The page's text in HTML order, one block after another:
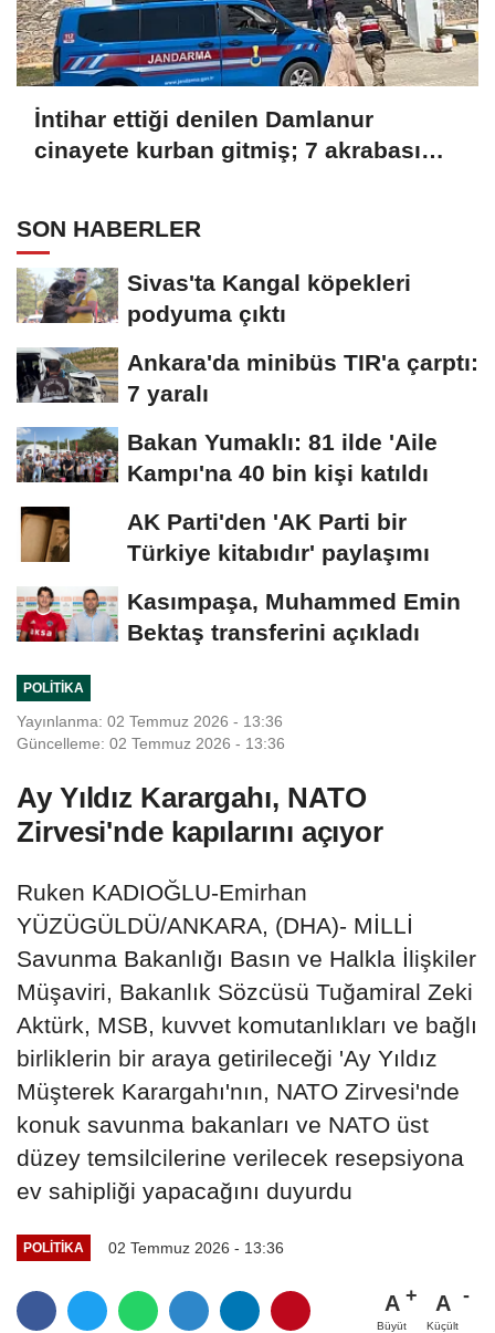
İntihar ettiği denilen Damlanur
cinayete kurban gitmiş; 7 akrabası
SON HABERLER
Sivas'ta Kangal köpekleri
podyuma çıktı
Ankara'da minibüs TIR'a çarptı:
7 yaralı
Bakan Yumaklı: 81 ilde 'Aile
Kampı'na 40 bin kişi katıldı
AK Parti'den 'AK Parti bir
Türkiye kitabıdır' paylaşımı
Kasımpaşa, Muhammed Emin
Bektaş transferini açıkladı
POLITIKA
Yayınlanma: 02 Temmuz 2026 - 13:36
Güncelleme: 02 Temmuz 2026 - 13:36
Ay Yıldız Karargahı, NATO
Zirvesi'nde kapılarını açıyor
Ruken KADIOĞLU-Emirhan
YÜZÜGÜLDÜ/ANKARA, (DHA)- MİLLİ
Savunma Bakanlığı Basın ve Halkla İlişkiler
Müşaviri, Bakanlık Sözcüsü Tuğamiral Zeki
Aktürk, MSB, kuvvet komutanlıkları ve bağlı
birliklerin bir araya getirileceği 'Ay Yıldız
Müşterek Karargahı'nın, NATO Zirvesi'nde
konuk savunma bakanları ve NATO üst
düzey temsilcilerine verilecek resepsiyona
ev sahipliği yapacağını duyurdu
POLITIKA 02 Temmuz 2026 - 13:36
A
Büyüt
A
Küçült